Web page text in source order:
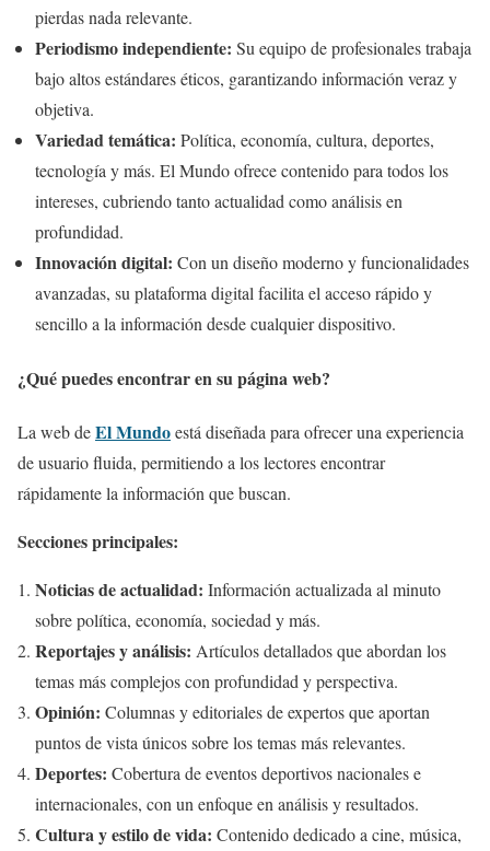
pierdas nada relevante.
Periodismo independiente: Su equipo de profesionales trabaja
bajo altos estándares éticos, garantizando información veraz y
objetiva.
Variedad temática: Política, economía, cultura, deportes,
tecnología y más. El Mundo ofrece contenido para todos los
intereses, cubriendo tanto actualidad como análisis en
profundidad.
Innovación digital: Con un diseño moderno y funcionalidades
avanzadas, su plataforma digital facilita el acceso rápido y
sencillo a la información desde cualquier dispositivo.
¿Qué puedes encontrar en su página web?
La web deEl Mundoestá diseñada para ofrecer una experiencia
de usuario fluida, permitiendo a los lectores encontrar
rápidamente la información que buscan.
Secciones principales:
Noticias de actualidad: Información actualizada al minuto
sobre política, economía, sociedad y más.
Reportajes y análisis: Artículos detallados que abordan los
temas más complejos con profundidad y perspectiva.
Opinión: Columnas y editoriales de expertos que aportan
puntos de vista únicos sobre los temas más relevantes.
Deportes: Cobertura de eventos deportivos nacionales e
internacionales, con un enfoque en análisis y resultados.
Cultura y estilo de vida: Contenido dedicado a cine, música,